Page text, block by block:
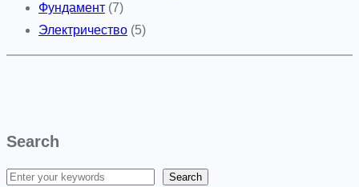
Фундамент (7)
Электричество (5)
Search
S
Search